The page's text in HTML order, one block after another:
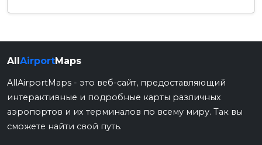
All AirportMaps
AllAirportMaps - это веб-сайт, предоставляющий
интерактивные и подробные карты различных
аэропортов и их терминалов по всему миру. Так вы
сможете найти свой путь.